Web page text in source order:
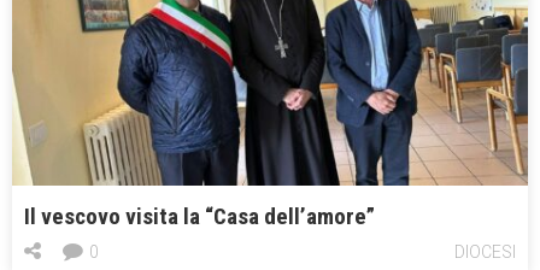
Il vescovo visita la “Casa dell’amore”
DIOCESI
0